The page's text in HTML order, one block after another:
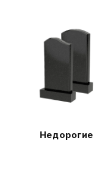
Недорогие